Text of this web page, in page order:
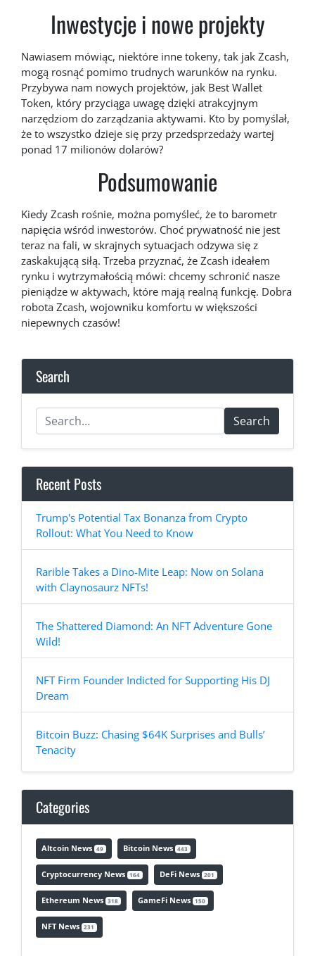
Inwestycje i nowe projekty
Nawiasem mówiąc, niektóre inne tokeny, tak jak Zcash,
mogą rosnąć pomimo trudnych warunków na rynku.
Przybywa nam nowych projektów, jak Best Wallet
Token, który przyciąga uwagę dzięki atrakcyjnym
narzędziom do zarządzania aktywami. Kto by pomyślał,
że to wszystko dzieje się przy przedsprzedaży wartej
ponad 17 milionów dolarów?
Podsumowanie
Kiedy Zcash rośnie, można pomyśleć, że to barometr
napięcia wśród inwestorów. Choć prywatność nie jest
teraz na fali, w skrajnych sytuacjach odzywa się z
zaskakującą siłą. Trzeba przyznać, że Zcash ideałem
rynku i wytrzymałością mówi: chcemy schronić nasze
pieniądze w aktywach, które mają realną funkcję. Dobra
robota Zcash, wojowniku komfortu w większości
niepewnych czasów!
Search
Search
Recent Posts
Trump's Potential Tax Bonanza from Crypto
Rollout: What You Need to Know
Rarible Takes a Dino-Mite Leap: Now on Solana
with Claynosaurz NFTs!
The Shattered Diamond: An NFT Adventure Gone
Wild!
NFT Firm Founder Indicted for Supporting His DJ
Dream
Bitcoin Buzz: Chasing $64K Surprises and Bulls’
Tenacity
Categories
Altcoin News 49 Bitcoin News 443
Cryptocurrency News 164 DeFi News 201
Ethereum News 318 GameFi News 150
NFT News 231